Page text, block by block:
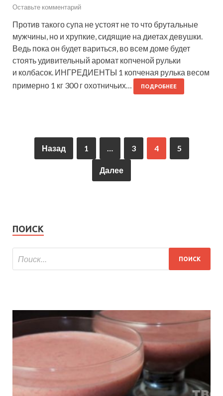
Оставьте комментарий
Против такого супа не устоят не то что брутальные
мужчины, но и хрупкие, сидящие на диетах девушки.
Ведь пока он будет вариться, во всем доме будет
стоять удивительный аромат копченой рульки
и колбасок. ИНГРЕДИЕНТЫ 1 копченая рулька весом
примерно 1 кг 300 г охотничьих…
ПОДРОБНЕЕ
Назад 1 … 3 4 5
Далее
ПОИСК